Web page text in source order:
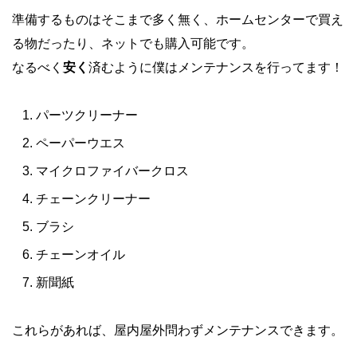
準備するものはそこまで多く無く、ホームセンターで買え
る物だったり、ネットでも購入可能です。
なるべく 安く 済むように僕はメンテナンスを行ってます！
パーツクリーナー
ペーパーウエス
マイクロファイバークロス
チェーンクリーナー
ブラシ
チェーンオイル
新聞紙
これらがあれば、屋内屋外問わずメンテナンスできます。